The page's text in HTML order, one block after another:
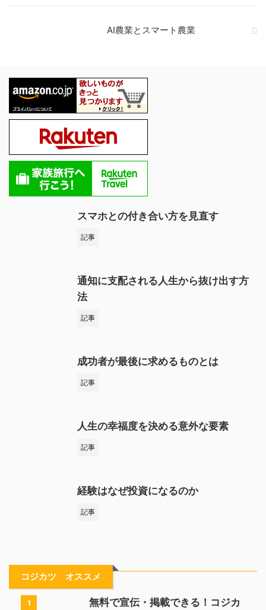
AI農業とスマート農業
スマホとの付き合い方を見直す
記事
通知に支配される人生から抜け出す方
法
記事
成功者が最後に求めるものとは
記事
人生の幸福度を決める意外な要素
記事
経験はなぜ投資になるのか
記事
コジカツ オススメ
1
無料で宣伝・掲載できる！コジカ